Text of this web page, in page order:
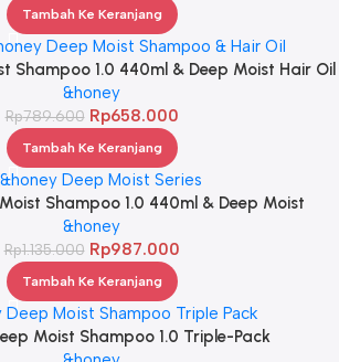
Tambah Ke Keranjang
Shampoo 1.0 440ml & Deep Moist Hair Oil
3.0 100ml
&honey
Rp789.600 Rp658.000
Tambah Ke Keranjang
Shampoo 1.0 440ml & Deep Moist
& Deep Moist Hair Oil 3.0 100ml
&honey
Rp1.135.000 Rp987.000
Tambah Ke Keranjang
Moist Shampoo 1.0 Triple-Pack